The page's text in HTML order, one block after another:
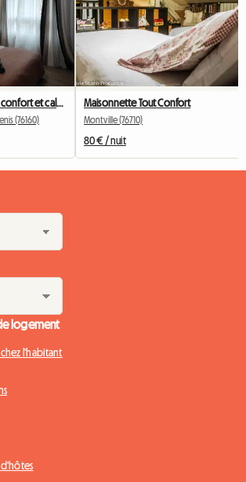
(76160)
Maisonnette Tout Confort
Montville (76710)
80 € / nuit
logement
l'habitant
d'hôtes